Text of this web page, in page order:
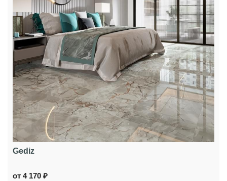
Gediz
от 4 170 ₽